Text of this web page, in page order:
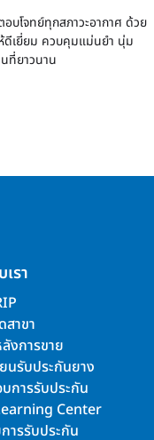
โจทย์ทุกสภาวะอากาศ ด้วย
ดีเยี่ยม ควบคุมแม่นยำ นุ่ม
ที่ยาวนาน
รา
สาขา
งการขาย
นรับประกันยาง
การรับประกัน
Center
ารรับประกัน